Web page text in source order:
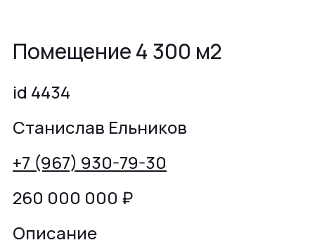
Помещение 4 300 м2
id 4434
Станислав Ельников
+7 (967) 930-79-30
260 000 000 ₽
Описание